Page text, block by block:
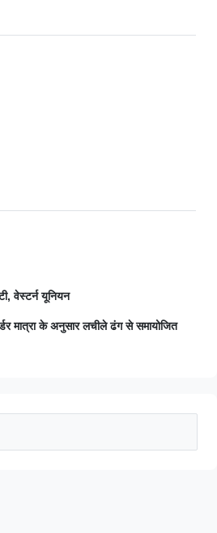
वेस्टर्न यूनियन
मात्रा के अनुसार लचीले ढंग से समायोजित